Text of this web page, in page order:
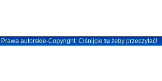
Prawa autorskie-Copyright: Ciśnijcietużeby przeczytać!